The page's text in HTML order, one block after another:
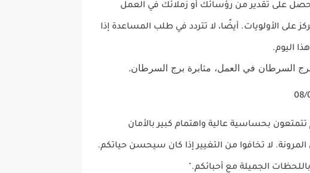
على تقدير من رؤسائك أو زملائك في العمل
الأولويات. أيضًا، لا تتردد في طلب المساعدة إذا
اليوم.
السرطان في العمل، مثابرة برج السرطان.
تتمتعون بحساسية عالية واهتمام كبير بالأمان
لا تخافوا من التغيير إذا كان سيحسن حياتكم.
الجميلة مع أحبائكم."